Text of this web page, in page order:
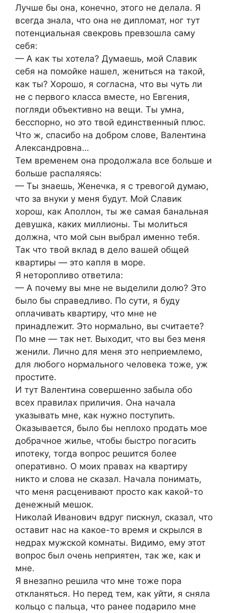
Лучше бы она, конечно, этого не делала. Я
всегда знала, что она не дипломат, ног тут
потенциальная свекровь превзошла саму
себя:
— А как ты хотела? Думаешь, мой Славик
себя на помойке нашел, жениться на такой,
как ты? Хорошо, я согласна, что вы чуть ли
не с первого класса вместе, но Евгения,
погляди объективно на вещи. Ты умна,
бесспорно, но это твой единственный плюс.
Что ж, спасибо на добром слове, Валентина
Александровна…
Тем временем она продолжала все больше и
больше распаляясь:
— Ты знаешь, Женечка, я с тревогой думаю,
что за внуки у меня будут. Мой Славик
хорош, как Аполлон, ты же самая банальная
девушка, каких миллионы. Ты молиться
должна, что мой сын выбрал именно тебя.
Так что твой вклад в дело вашей общей
квартиры — это капля в море.
Я неторопливо ответила:
— А почему вы мне не выделили долю? Это
было бы справедливо. По сути, я буду
оплачивать квартиру, что мне не
принадлежит. Это нормально, вы считаете?
По мне — так нет. Выходит, что вы без меня
женили. Лично для меня это неприемлемо,
для любого нормального человека тоже, уж
простите.
И тут Валентина совершенно забыла обо
всех правилах приличия. Она начала
указывать мне, как нужно поступить.
Оказывается, было бы неплохо продать мое
добрачное жилье, чтобы быстро погасить
ипотеку, тогда вопрос решится более
оперативно. О моих правах на квартиру
никто и слова не сказал. Начала понимать,
что меня расценивают просто как какой-то
денежный мешок.
Николай Иванович вдруг пискнул, сказал, что
оставит нас на какое-то время и скрылся в
недрах мужской комнаты. Видимо, ему этот
вопрос был очень неприятен, так же, как и
мне.
Я внезапно решила что мне тоже пора
откланяться. Но перед тем, как уйти, я сняла
кольцо с пальца, что ранее подарило мне